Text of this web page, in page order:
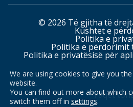
© 2026 Të gjitha të
Kushtet e
Politika e
Politika e përdorimit
Politika e privatësisë për
Faqet
We are using cookies to give you
website.
You can find out more about which
switch them off in settings.